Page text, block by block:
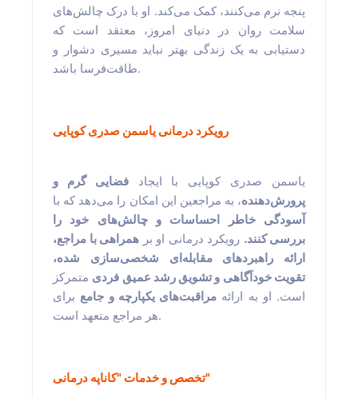
پنجه نرم می‌کنند، کمک می‌کند. او با درک چالش‌های
سلامت روان در دنیای امروز، معتقد است که
دستیابی به یک زندگی بهتر نباید مسیری دشوار و
طاقت‌فرسا باشد.
رویکرد درمانی یاسمن صدری کوپایی
یاسمن صدری کوپایی با ایجادفضایی گرم و
پرورش‌دهنده، به مراجعین این امکان را می‌دهد که با
آسودگی خاطر احساسات و چالش‌های خود را
بررسی کنند. رویکرد درمانی او بر همراهی با مراجع،
ارائه راهبردهای مقابله‌ای شخصی‌سازی شده،
تقویت خودآگاهی و تشویق رشد عمیق فردی متمرکز
است. او به ارائه مراقبت‌های یکپارچه و جامع برای
هر مراجع متعهد است.
تخصص و خدمات "کاناپه درمانی"